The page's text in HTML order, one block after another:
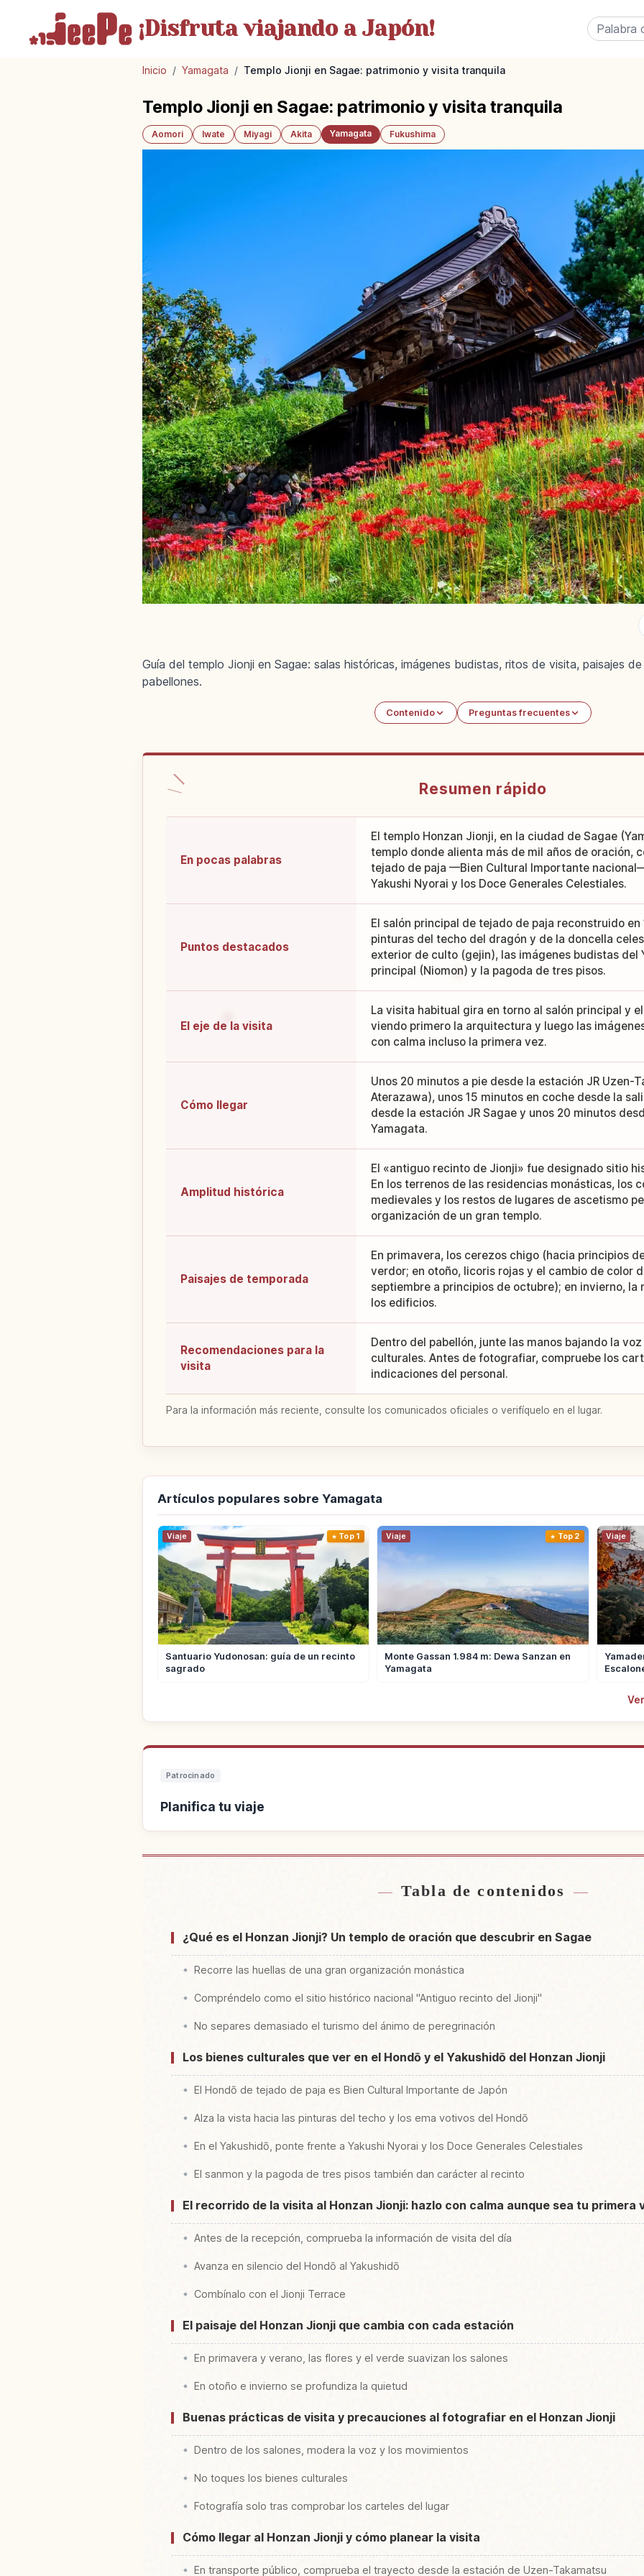
¡Disfrutaviajando a Japón!
Inicio / Yamagata / Templo Jionji en Sagae: patrimonio y visita tranquila
Templo Jionji en Sagae: patrimonio y visita tranquila
Aomori Iwate Miyagi Akita Yamagata Fukushima
Guía del templo Jionji en Sagae: salas históricas, imágenes budistas, ritos de visita, paisajes
pabellones.
Contenido Preguntas frecuentes
Resumen rápido
En pocas palabras
El templo Honzan Jionji, en la ciudad de Sagae
templo donde alienta más de mil años de oración,
tejado de paja —Bien Cultural Importante
Yakushi Nyorai y los Doce Generales Celestiales.
Puntos destacados
El salón principal de tejado de paja reconstruido en
pinturas del techo del dragón y de la doncella
exterior de culto (gejin), las imágenes budistas del
principal (Niomon) y la pagoda de tres pisos.
El eje de la visita
La visita habitual gira en torno al salón principal y
viendo primero la arquitectura y luego las
con calma incluso la primera vez.
Cómo llegar
Unos 20 minutos a pie desde la estación JR Uzen-
Aterazawa), unos 15 minutos en coche desde la
desde la estación JR Sagae y unos 20 minutos
Yamagata.
Amplitud histórica
El «antiguo recinto de Jionji» fue designado sitio
En los terrenos de las residencias monásticas, los
medievales y los restos de lugares de ascetismo
organización de un gran templo.
Paisajes de temporada
En primavera, los cerezos chigo (hacia principios
verdor; en otoño, licoris rojas y el cambio de color
septiembre a principios de octubre); en invierno, la
los edificios.
Recomendaciones para la
visita
Dentro del pabellón, junte las manos bajando la
culturales. Antes de fotografiar, compruebe los
indicaciones del personal.
Para la información más reciente, consulte los comunicados oficiales o verifíquelo en el lugar.
Artículos populares sobre Yamagata
Viaje Top 1
Santuario Yudonosan: guía de un recinto
sagrado
Viaje Top 2
Monte Gassan 1.984 m: Dewa Sanzan en
Yamagata
Viaje
Patrocinado
Planifica tu viaje
Tabla de contenidos
¿Qué es el Honzan Jionji? Un templo de oración que descubrir en Sagae
Recorre las huellas de una gran organización monástica
Compréndelo como el sitio histórico nacional "Antiguo recinto del Jionji"
No separes demasiado el turismo del ánimo de peregrinación
Los bienes culturales que ver en el Hondō y el Yakushidō del Honzan Jionji
El Hondō de tejado de paja es Bien Cultural Importante de Japón
Alza la vista hacia las pinturas del techo y los ema votivos del Hondō
En el Yakushidō, ponte frente a Yakushi Nyorai y los Doce Generales Celestiales
El sanmon y la pagoda de tres pisos también dan carácter al recinto
El recorrido de la visita al Honzan Jionji: hazlo con calma aunque sea tu primera
Antes de la recepción, comprueba la información de visita del día
Avanza en silencio del Hondō al Yakushidō
Combínalo con el Jionji Terrace
El paisaje del Honzan Jionji que cambia con cada estación
En primavera y verano, las flores y el verde suavizan los salones
En otoño e invierno se profundiza la quietud
Buenas prácticas de visita y precauciones al fotografiar en el Honzan Jionji
Dentro de los salones, modera la voz y los movimientos
No toques los bienes culturales
Fotografía solo tras comprobar los carteles del lugar
Cómo llegar al Honzan Jionji y cómo planear la visita
En transporte público, comprueba el trayecto desde la estación de Uzen-Takamatsu